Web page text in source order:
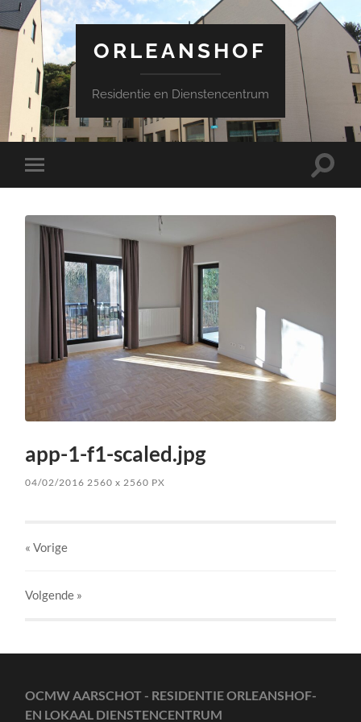
ORLEANSHOF
Residentie en Dienstencentrum
Schakel
naar
menu
app-1-f1-scaled.jpg
04/02/2016 2560x 2560 PX
« Vorige
Volgende »
OCMW AARSCHOT - RESIDENTIE ORLEANSHOF-
EN LOKAAL DIENSTENCENTRUM